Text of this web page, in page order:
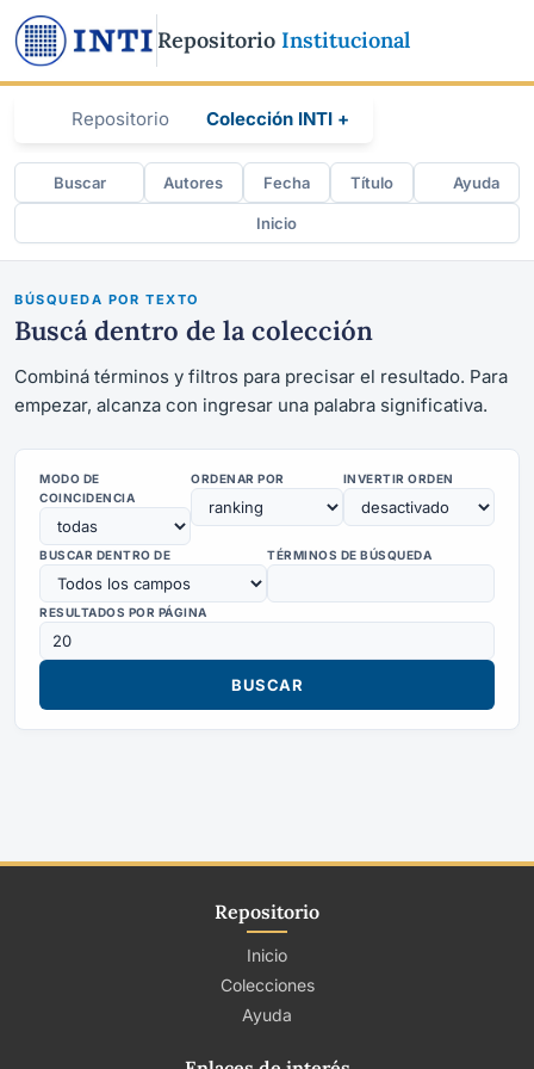
Repositorio Institucional
Repositorio Colección INTI +
Buscar Autores Fecha Título Ayuda
Inicio
BÚSQUEDA POR TEXTO
Buscá dentro de la colección
Combiná términos y filtros para precisar el resultado. Para
empezar, alcanza con ingresar una palabra significativa.
MODO DE
COINCIDENCIA
ORDENAR POR INVERTIR ORDEN
BUSCAR DENTRO DE
RESULTADOS POR PÁGINA
TÉRMINOS DE BÚSQUEDA
Repositorio
Inicio
Colecciones
Ayuda